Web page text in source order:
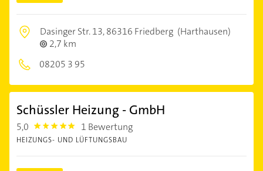
Dasinger Str. 13,86316 Friedberg (Harthausen)
2,7 km
08205 3 95
Schüssler Heizung - GmbH
5,0 5.0 1 Bewertung
HEIZUNGS- UND LÜFTUNGSBAU